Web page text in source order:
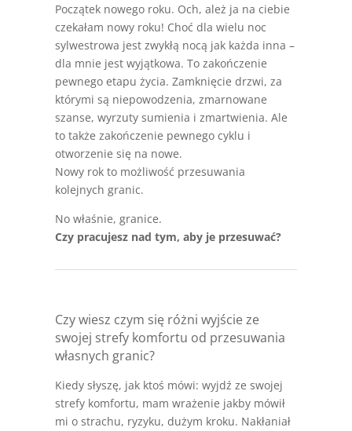
Początek nowego roku. Och, ależ ja na ciebie
czekałam nowy roku! Choć dla wielu noc
sylwestrowa jest zwykłą nocą jak każda inna –
dla mnie jest wyjątkowa. To zakończenie
pewnego etapu życia. Zamknięcie drzwi, za
którymi są niepowodzenia, zmarnowane
szanse, wyrzuty sumienia i zmartwienia. Ale
to także zakończenie pewnego cyklu i
otworzenie się na nowe.
Nowy rok to możliwość przesuwania
kolejnych granic.
No właśnie, granice.
Czy pracujesz nad tym, aby je przesuwać?
Czy wiesz czym się różni wyjście ze
swojej strefy komfortu od przesuwania
własnych granic?
Kiedy słyszę, jak ktoś mówi: wyjdź ze swojej
strefy komfortu, mam wrażenie jakby mówił
mi o strachu, ryzyku, dużym kroku. Nakłaniał